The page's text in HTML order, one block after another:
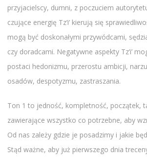
przyjacielscy, dumni, z poczuciem
czujące energię Tz’i’ kierują się
mogą być doskonałymi przywódcami,
czy doradcami. Negatywne aspekty Tz’i’
postaci hedonizmu, przerostu ambicji,
osadów, despotyzmu, zastraszania.
Ton 1 to jedność, kompletność, początek,
zawierające wszystko co potrzebne, aby
Od nas zależy gdzie je posadzimy i jakie
Stąd ważne, aby już pierwszego dnia